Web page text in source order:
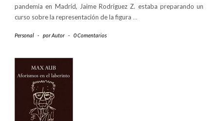
pandemia en Madrid, Jaime Rodríguez Z. estaba preparando un
curso sobre la representación de la figura …
Personal - porAutor - 0 Comentarios